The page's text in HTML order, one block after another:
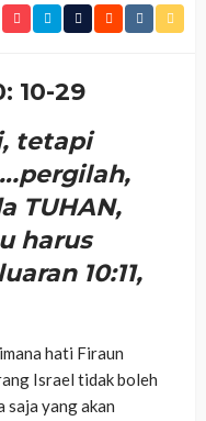
10-29
tetapi
TUHAN,
harus
10:11,
hati Firaun
Israel tidak boleh
saja yang akan